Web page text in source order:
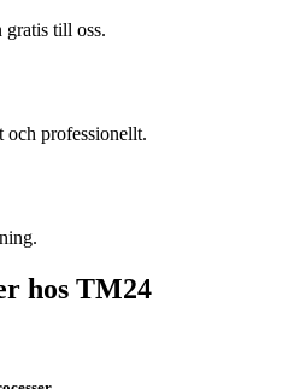
gratis till oss.
och professionellt.
hos TM24